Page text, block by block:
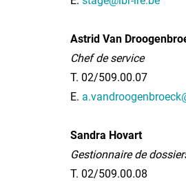
Astrid Van
Chef de service
T. 02/509.00.07
E.
Sandra Hovart
Gestionnaire de
T. 02/509.00.08